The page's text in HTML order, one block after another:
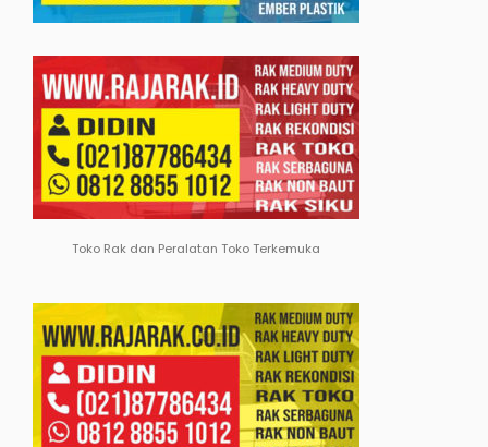
Toko Rak dan Peralatan Toko Terkemuka